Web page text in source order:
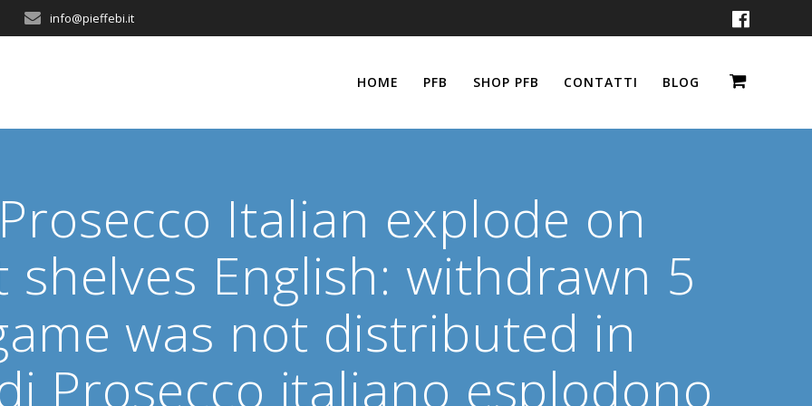
info@pieffebi.it
HOME PFB SHOP PFB CONTATTI BLOG
Italian explode on
English: withdrawn 5
was not distributed in
Prosecco italiano esplodono